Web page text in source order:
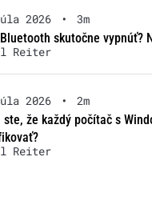
2026 •
3m
skutočne vypnúť?
Reiter
2026 •
2m
ste, že každý počítač s
Reiter